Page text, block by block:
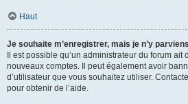
Haut
Je souhaite m’enregistrer, mais je n’y
Il est possible qu’un administrateur du forum ait
nouveaux comptes. Il peut également avoir
d’utilisateur que vous souhaitez utiliser.
pour obtenir de l’aide.